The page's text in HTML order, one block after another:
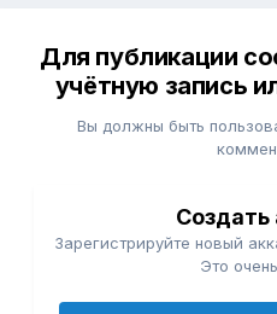
Для публикации
учётную запись
Вы должны быть
Создать
Зарегистрируйте новый
Это